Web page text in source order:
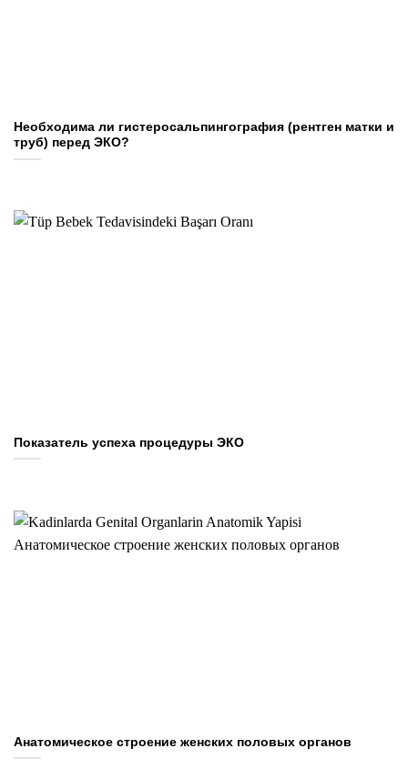
Необходима ли гистеросальпингография (рентген матки и
труб) перед ЭКО?
Показатель успеха процедуры ЭКО
Анатомическое строение женских половых органов